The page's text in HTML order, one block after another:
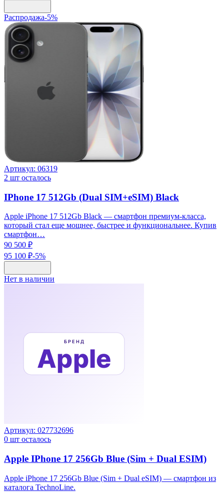
Распродажа-5%
Артикул: 06319
2 шт осталось
IPhone 17 512Gb (Dual SIM+eSIM) Black
Apple iPhone 17 512Gb Black — смартфон премиум-класса,
который стал еще мощнее, быстрее и функциональнее. Купив
смартфон…
90 500 ₽
95 100 ₽-5%
Нет в наличии
Артикул: 027732696
0 шт осталось
Apple IPhone 17 256Gb Blue (Sim + Dual ESIM)
Apple iPhone 17 256Gb Blue (Sim + Dual eSIM) — смартфон из
каталога TechnoLine.